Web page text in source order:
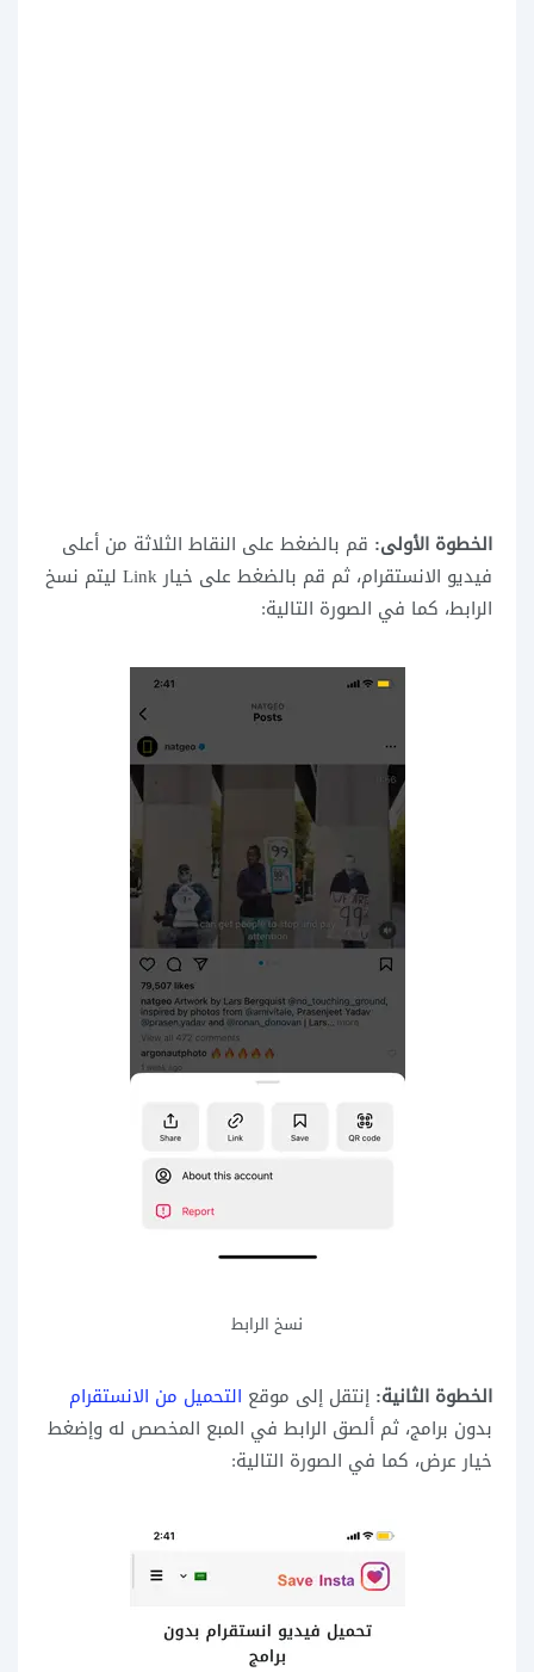
الخطوة الأولى: قم بالضغط على النقاط الثلاثة من أعلى
فيديو الانستقرام، ثم قم بالضغط على خيار Link ليتم نسخ
الرابط، كما في الصورة التالية:
نسخ الرابط
الخطوة الثانية: إنتقل إلى موقع التحميل من الانستقرام
بدون برامج، ثم ألصق الرابط في المبع المخصص له وإضغط
خيار عرض، كما في الصورة التالية: